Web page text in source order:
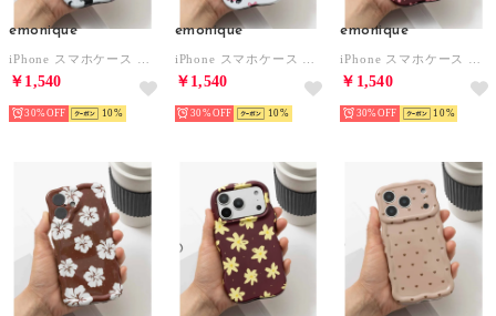
emonique
iPhone スマホケース カバー ネコ 猫 ウェーブ うねうね （グレー）
￥1,540
30% 10
emonique
iPhone スマホケース カバー ネコ 猫 ウェーブ うねうね （ホワイト）
￥1,540
30% 10
emonique
iPhone スマホケース カバー 花柄 ドット ボタニカル ウェーブ うねうね （ピンク）
￥1,540
30% 10